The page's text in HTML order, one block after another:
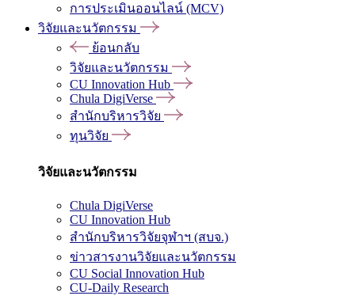
การประเมินออนไลน์ (MCV)
วิจัยและนวัตกรรม
ย้อนกลับ
วิจัยและนวัตกรรม
CU Innovation Hub
Chula DigiVerse
สำนักบริหารวิจัย
ทุนวิจัย
วิจัยและนวัตกรรม
Chula DigiVerse
CU Innovation Hub
สำนักบริหารวิจัยจุฬาฯ (สบจ.)
ข่าวสารงานวิจัยและนวัตกรรม
CU Social Innovation Hub
CU-Daily Research